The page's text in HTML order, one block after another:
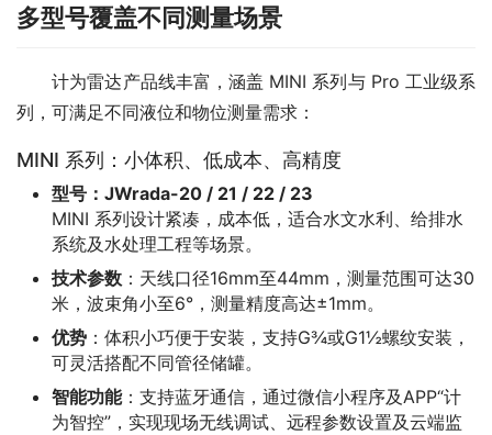
多型号覆盖不同测量场景
计为雷达产品线丰富，涵盖 MINI 系列与 Pro 工业级系
列，可满足不同液位和物位测量需求：
MINI 系列：小体积、低成本、高精度
型号：JWrada-20 / 21 / 22 / 23
MINI 系列设计紧凑，成本低，适合水文水利、给排水
系统及水处理工程等场景。
技术参数 ：天线口径16mm至44mm，测量范围可达30
米，波束角小至6°，测量精度高达±1mm。
优势 ：体积小巧便于安装，支持G¾或G1½螺纹安装，
可灵活搭配不同管径储罐。
智能功能：支持蓝牙通信，通过微信小程序及APP“计
为智控”，实现现场无线调试、远程参数设置及云端监